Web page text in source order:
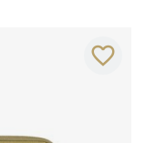
favorite_border